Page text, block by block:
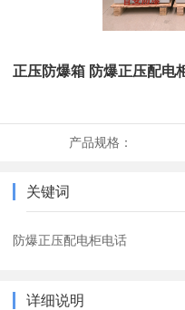
正压防爆箱 防爆正压配电
产品规格：
关键词
防爆正压配电柜电话
详细说明